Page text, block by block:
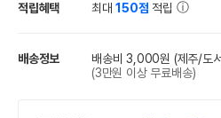
적립혜택 최대150점 적립
배송정보 배송비 3,000원 (제주/도
(3만원 이상 무료배송)